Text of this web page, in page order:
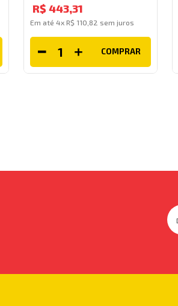
R$ 443,31
Em até4xR$ 110 82 sem juros
COMPRAR